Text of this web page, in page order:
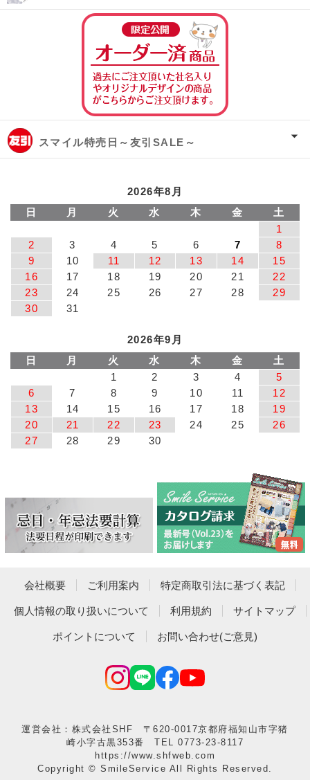
スマイル特売日～友引SALE～
2026年8月
日
月 火 水 木 金
土
1
2
3 4 5 6 7
8
9
10 11 12 13 14
15
16
17 18 19 20 21
22
23
24 25 26 27 28
29
30
31
2026年9月
日
月 火 水 木 金
土
1
2 3 4
5
6
7 8 9 10 11
12
13
14 15 16 17 18
19
20
21 22 23 24 25
26
27
28 29 30
会社概要 ご利用案内 特定商取引法に基づく表記
個人情報の取り扱いについて 利用規約 サイトマップ
ポイントについて お問い合わせ(ご意見)
運営会社：株式会社SHF 〒620-0017京都府福知山市字猪
崎小字古黒353番 TEL 0773-23-8117
https://www.shfweb.com
Copyright © SmileService All Rights Reserved.